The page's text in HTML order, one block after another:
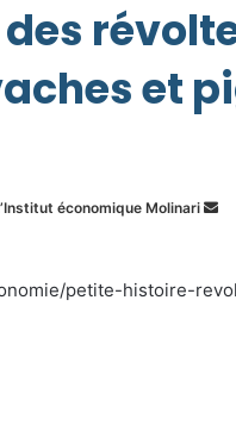
et
économique Molinari
petite-histoire-